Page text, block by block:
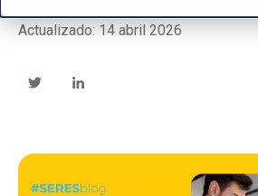
Actualizado: 14 abril 2026